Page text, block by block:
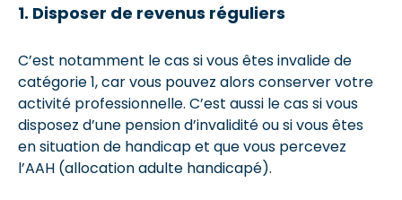
1. Disposer de revenus réguliers
C’est notamment le cas si vous êtes invalide de
catégorie 1, car vous pouvez alors conserver votre
activité professionnelle. C’est aussi le cas si vous
disposez d’une pension d’invalidité ou si vous êtes
en situation de handicap et que vous percevez
l’AAH (allocation adulte handicapé).